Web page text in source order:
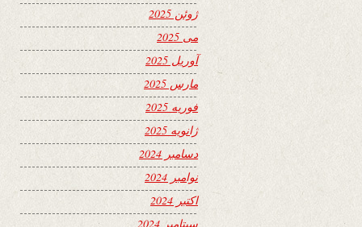
ژوئن 2025
می 2025
آوریل 2025
مارس 2025
فوریه 2025
ژانویه 2025
دسامبر 2024
نوامبر 2024
اکتبر 2024
سپتامبر 2024